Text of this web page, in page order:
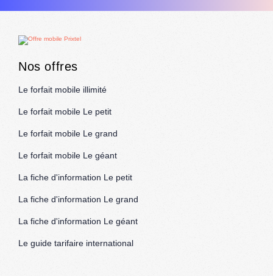
Nos offres
Le forfait mobile illimité
Le forfait mobile Le petit
Le forfait mobile Le grand
Le forfait mobile Le géant
La fiche d'information Le petit
La fiche d'information Le grand
La fiche d'information Le géant
Le guide tarifaire international